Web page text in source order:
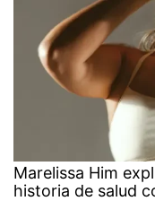
Marelissa Him
historia de salud